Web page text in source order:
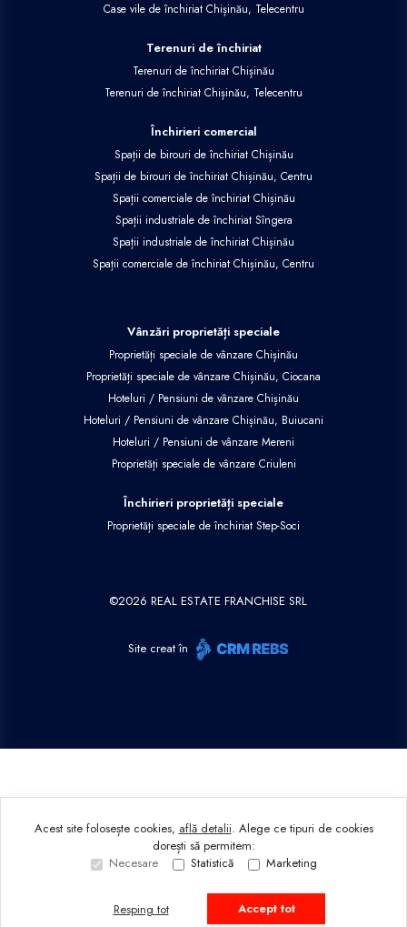
Sună acum Solicită vizionare
Case vile de închiriat Chișinău, Telecentru
Terenuri de închiriat
Terenuri de închiriat Chișinău
Terenuri de închiriat Chișinău, Telecentru
Închirieri comercial
Spații de birouri de închiriat Chișinău
Spații de birouri de închiriat Chișinău, Centru
Spații comerciale de închiriat Chișinău
Spații industriale de închiriat Sîngera
Spații industriale de închiriat Chișinău
Spații comerciale de închiriat Chișinău, Centru
Vânzări proprietăți speciale
Proprietăți speciale de vânzare Chișinău
Proprietăți speciale de vânzare Chișinău, Ciocana
Hoteluri / Pensiuni de vânzare Chișinău
Hoteluri / Pensiuni de vânzare Chișinău, Buiucani
Hoteluri / Pensiuni de vânzare Mereni
Proprietăți speciale de vânzare Criuleni
Închirieri proprietăți speciale
Proprietăți speciale de închiriat Step-Soci
©2026 REAL ESTATE FRANCHISE SRL
Site creat în
Acest site folosește cookies, află detalii. Alege ce tipuri de cookies
dorești să permitem:
Necesare
Statistică Marketing
Resping tot Accept tot